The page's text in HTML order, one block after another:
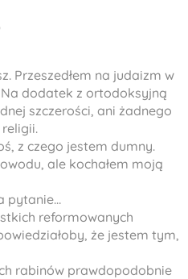
Przeszedłem na judaizm w
dodatek z ortodoksyjną
szczerości, ani żadnego
z czego jestem dumny.
ale kochałem moją
pytanie…
reformowanych
że jestem tym,
rabinów prawdopodobnie